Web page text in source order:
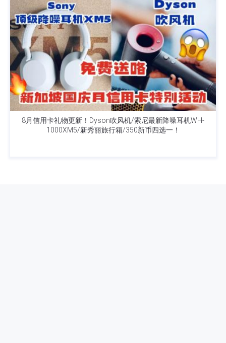
8月信用卡礼物更新！Dyson吹风机/索尼最新降噪耳机WH-
1000XM5/新秀丽旅行箱/350新币四选一！